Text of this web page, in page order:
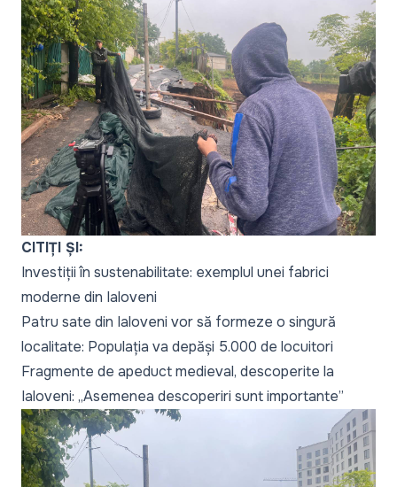
CITIȚI ȘI:
Investiții în sustenabilitate: exemplul unei fabrici
moderne din Ialoveni
Patru sate din Ialoveni vor să formeze o singură
localitate: Populația va depăși 5.000 de locuitori
Fragmente de apeduct medieval, descoperite la
Ialoveni: „Asemenea descoperiri sunt importante”